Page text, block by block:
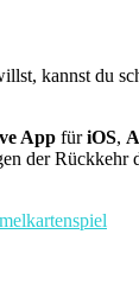
kannst du
App füriOS,
der